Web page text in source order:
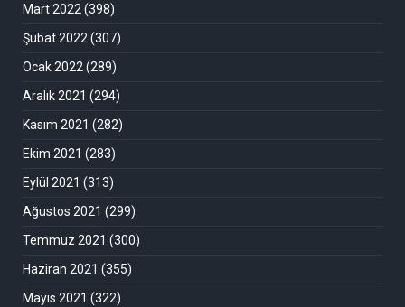
Mart 2022 (398)
Şubat 2022 (307)
Ocak 2022 (289)
Aralık 2021 (294)
Kasım 2021 (282)
Ekim 2021 (283)
Eylül 2021 (313)
Ağustos 2021 (299)
Temmuz 2021 (300)
Haziran 2021 (355)
Mayıs 2021 (322)